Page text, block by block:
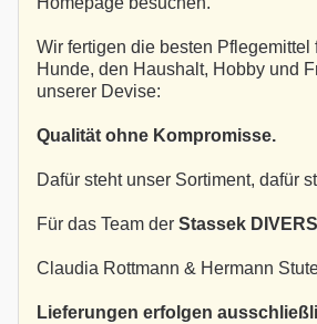
Wir fertigen die besten Pflegemittel
Hunde, den Haushalt, Hobby und
unserer Devise:
Qualität ohne Kompromisse.
Dafür steht unser Sortiment, dafür
Für das Team der Stassek
Claudia Rottmann & Hermann
Lieferungen erfolgen